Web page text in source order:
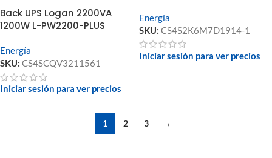
Back UPS Logan 2200VA
1200W L-PW2200-PLUS
Energía
SKU: CS4SCQV3211561
Iniciar sesión para ver precios
Energía
SKU: CS4S2K6M7D1914-1
Iniciar sesión para ver precios
1 2 3 →